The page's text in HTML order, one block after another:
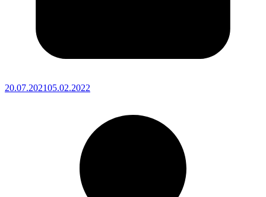
20.07.202105.02.2022